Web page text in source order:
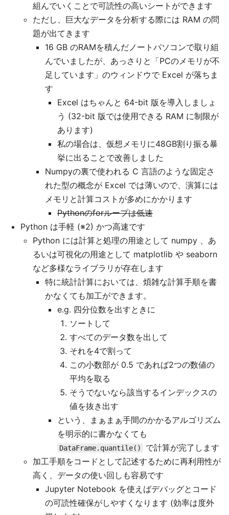
組んでいくことで可読性の高いシートができます
ただし、巨大なデータを分析する際には RAM の問
題が出てきます
16 GB のRAMを積んだノートパソコンで取り組
んでいましたが、あっさりと「PCのメモリが不
足しています」のウィンドウで Excel が落ちま
す
Excel はちゃんと 64-bit 版を導入しましょ
う (32-bit 版では使用できる RAM に制限が
あります)
私の場合は、仮想メモリに48GB割り振る暴
挙に出ることで改善しました
Numpyの裏で使われる C 言語のような固定さ
れた型の概念が Excel では薄いので、演算には
メモリと計算コストが多めにかかります
Pythonのforループは低速
Python は手軽 (※2) かつ高速です
Python には計算と処理の用途として numpy 、あ
るいは可視化の用途として matplotlib や seaborn
など多様なライブラリが存在します
特に統計計算においては、煩雑な計算手順を書
かなくても加工ができます。
e.g. 四分位数を出すときに
ソートして
すべてのデータ数を出して
それを4で割って
この小数部が 0.5 であれば2つの数値の
平均を取る
そうでないなら該当するインデックスの
値を抜き出す
という、まぁまぁ手間のかかるアルゴリズム
を明示的に書かなくても
DataFrame.quantile()
で計算が完了します
加工手順をコードとして記述するために再利用性が
高く、データの使い回しも容易です
Jupyter Notebook を使えばデバッグとコード
の可読性確保がしやすくなります (効率は度外